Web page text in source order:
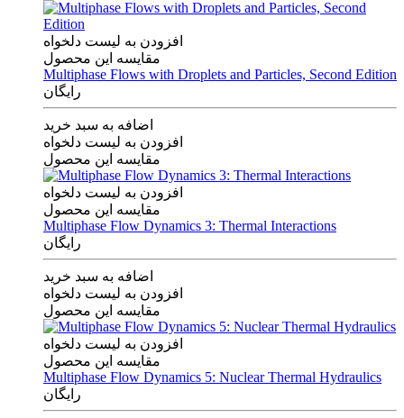
افزودن به لیست دلخواه
مقایسه این محصول
Multiphase Flows with Droplets and Particles, Second Edition
رایگان
اضافه به سبد خرید
افزودن به لیست دلخواه
مقایسه این محصول
افزودن به لیست دلخواه
مقایسه این محصول
Multiphase Flow Dynamics 3: Thermal Interactions
رایگان
اضافه به سبد خرید
افزودن به لیست دلخواه
مقایسه این محصول
افزودن به لیست دلخواه
مقایسه این محصول
Multiphase Flow Dynamics 5: Nuclear Thermal Hydraulics
رایگان